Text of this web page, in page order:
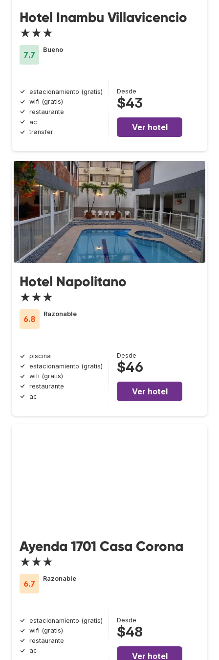
Hotel Inambu Villavicencio
★★★
7.7
Bueno
estacionamiento (gratis)
wifi (gratis)
restaurante
ac
transfer
Desde
$43
Ver hotel
Hotel Napolitano
★★★
6.8
Razonable
piscina
estacionamiento (gratis)
wifi (gratis)
restaurante
ac
Desde
$46
Ver hotel
Ayenda 1701 Casa Corona
★★★
6.7
Razonable
estacionamiento (gratis)
wifi (gratis)
restaurante
ac
Desde
$48
Ver hotel